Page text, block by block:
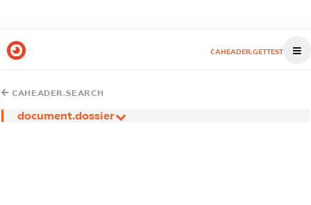
CAHEADER.GETTEST
CAHEADER.SEARCH
document.dossier